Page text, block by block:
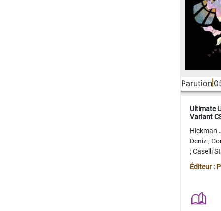
Parution
Ultimate
Variant
Hickman
Deniz;
;Caselli
Juan
Éditeur :